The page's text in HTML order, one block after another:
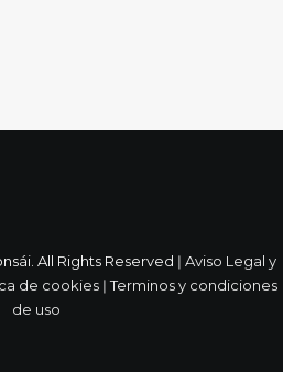
All Rights Reserved ǀ Aviso Legal y
de cookiesǀTerminos y condiciones
de uso